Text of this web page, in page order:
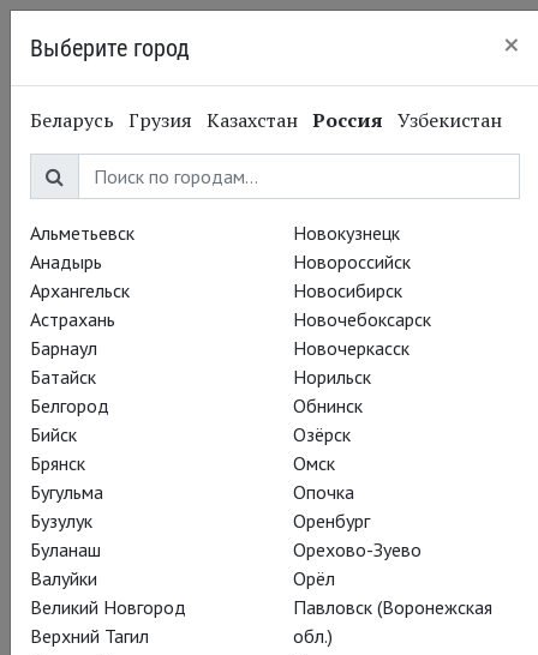
Выберите город ×
Беларусь Грузия Казахстан Россия Узбекистан
Альметьевск
Анадырь
Архангельск
Астрахань
Барнаул
Батайск
Белгород
Бийск
Брянск
Бугульма
Бузулук
Буланаш
Валуйки
Великий Новгород
Верхний Тагил
Новокузнецк
Новороссийск
Новосибирск
Новочебоксарск
Новочеркасск
Норильск
Обнинск
Озёрск
Омск
Опочка
Оренбург
Орехово-Зуево
Орёл
Павловск (Воронежская
обл.)